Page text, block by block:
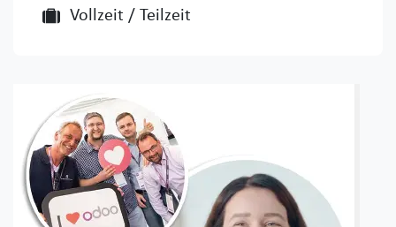
Vollzeit / Teilzeit